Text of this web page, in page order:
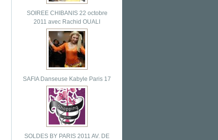
SOIREE CHIBANIS 22 octobre
2011 avec Rachid OUALI
SAFIA Danseuse Kabyle Paris 17
SOLDES BY PARIS 2011 AV. DE